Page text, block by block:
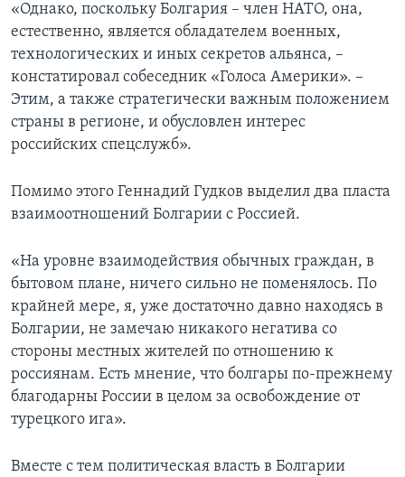
«Однако, поскольку Болгария – член НАТО, она,
естественно, является обладателем военных,
технологических и иных секретов альянса, –
констатировал собеседник «Голоса Америки». –
Этим, а также стратегически важным положением
страны в регионе, и обусловлен интерес
российских спецслужб».
Помимо этого Геннадий Гудков выделил два пласта
взаимоотношений Болгарии с Россией.
«На уровне взаимодействия обычных граждан, в
бытовом плане, ничего сильно не поменялось. По
крайней мере, я, уже достаточно давно находясь в
Болгарии, не замечаю никакого негатива со
стороны местных жителей по отношению к
россиянам. Есть мнение, что болгары по-прежнему
благодарны России в целом за освобождение от
турецкого ига».
Вместе с тем политическая власть в Болгарии